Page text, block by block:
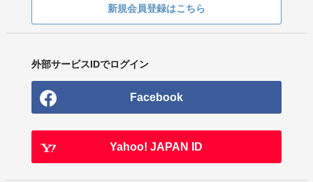
新規会員登録はこちら
外部サービスIDでログイン
Facebook
Yahoo! JAPAN ID